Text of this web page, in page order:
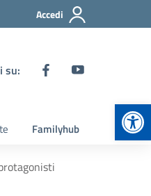
Accedi
su:
Familyhub